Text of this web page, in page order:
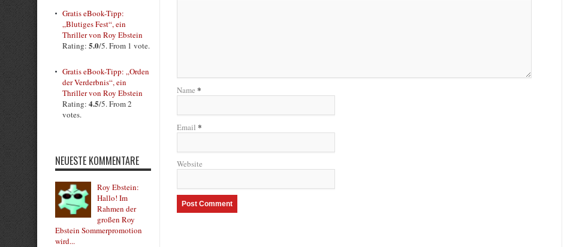
Name *
Email *
Website
Gratis eBook-Tipp:
„Blutiges Fest“, ein
Thriller von Roy Ebstein
Rating: 5.0/5. From 1 vote.
Gratis eBook-Tipp: „Orden
der Verderbnis“, ein
Thriller von Roy Ebstein
Rating: 4.5/5. From 2
votes.
NEUESTE KOMMENTARE
Roy Ebstein:
Hallo! Im
Rahmen der
großen Roy
Ebstein Sommerpromotion
wird...